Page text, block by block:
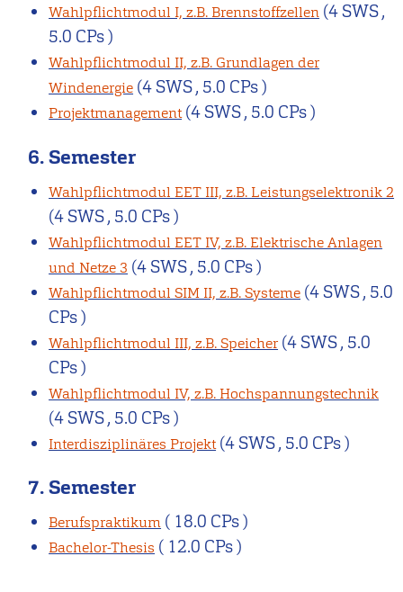
Wahlpflichtmodul I, z.B. Brennstoffzellen (4 SWS ,
5.0 CPs )
Wahlpflichtmodul II, z.B. Grundlagen der
Windenergie (4 SWS , 5.0 CPs )
Projektmanagement (4 SWS , 5.0 CPs )
6. Semester
Wahlpflichtmodul EET III, z.B. Leistungselektronik 2
(4 SWS , 5.0 CPs )
Wahlpflichtmodul EET IV, z.B. Elektrische Anlagen
und Netze 3 (4 SWS , 5.0 CPs )
Wahlpflichtmodul SIM II, z.B. Systeme (4 SWS , 5.0
CPs )
Wahlpflichtmodul III, z.B. Speicher (4 SWS , 5.0
CPs )
Wahlpflichtmodul IV, z.B. Hochspannungstechnik
(4 SWS , 5.0 CPs )
Interdisziplinäres Projekt (4 SWS , 5.0 CPs )
7. Semester
Berufspraktikum ( 18.0 CPs )
Bachelor-Thesis ( 12.0 CPs )